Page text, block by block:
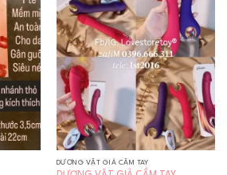
Add to
wishlist
Add to
wishlist
DƯƠNG VẬT GIẢ CẦM TAY